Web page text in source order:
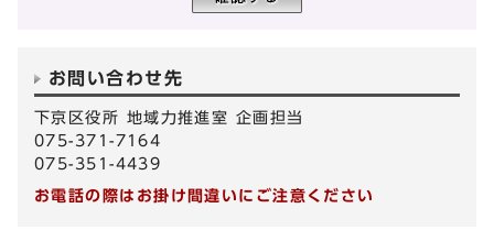
お問い合わせ先
下京区役所 地域力推進室 企画担当
075-371-7164
075-351-4439
お電話の際はお掛け間違いにご注意ください